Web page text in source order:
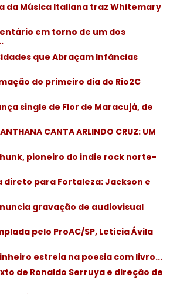
da Música Italiana traz Whitemary
em torno de um dos
que Abraçam Infâncias
do primeiro dia do Rio2C
single de Flor de Maracujá, de
CANTA ARLINDO CRUZ: UM
pioneiro do indie rock norte-
direto para Fortaleza: Jackson e
gravação de audiovisual
pelo ProAC/SP, Letícia Ávila
estreia na poesia com livro...
de Ronaldo Serruya e direção de